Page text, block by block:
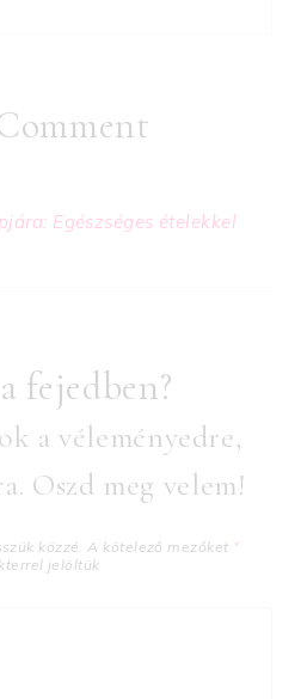
Egészséges ételekkel
fejedben?
a véleményedre,
Oszd meg velem!
közzé. A kötelező mezőket *
jelöltük